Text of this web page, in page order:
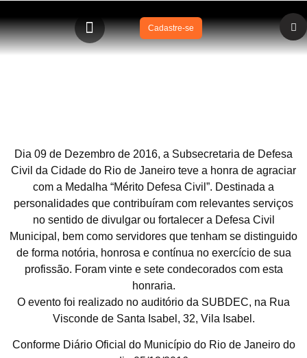
Cadastre-se
Diretor Médico da SOBRASA, Dr David Szpilman recebe
Dia 09 de Dezembro de 2016, a Subsecretaria de Defesa
Civil da Cidade do Rio de Janeiro teve a honra de agraciar
com a Medalha “Mérito Defesa Civil”. Destinada a
personalidades que contribuíram com relevantes serviços
no sentido de divulgar ou fortalecer a Defesa Civil
Municipal, bem como servidores que tenham se distinguido
de forma notória, honrosa e contínua no exercício de sua
profissão. Foram vinte e sete condecorados com esta
honraria.
O evento foi realizado no auditório da SUBDEC, na Rua
Visconde de Santa Isabel, 32, Vila Isabel.
Conforme Diário Oficial do Município do Rio de Janeiro do